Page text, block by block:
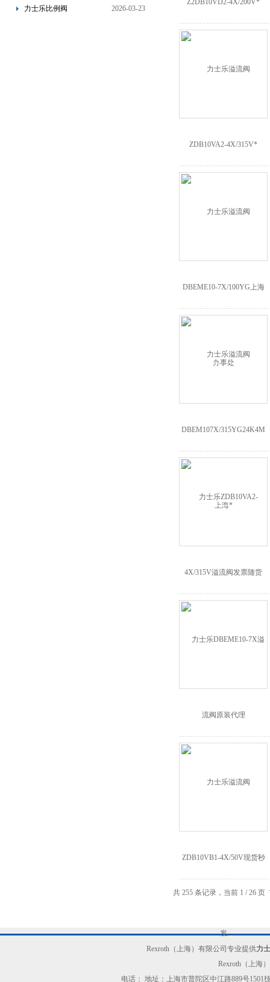
设计与流量信号转换原理
力士乐比例阀
2026-03-23
共 255 条记录，当前 1 / 26
Rexroth（上海）有限公司专业提供力
Rexroth（上海
电话： 地址：上海市普陀区中江路889号1501